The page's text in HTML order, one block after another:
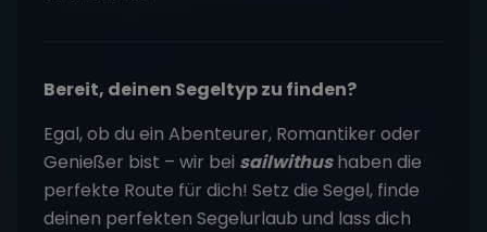
Bereit, deinen Segeltyp zu finden?
Egal, ob du ein Abenteurer, Romantiker oder
Genießer bist – wir bei sailwithushaben die
perfekte Route für dich! Setz die Segel, finde
deinen perfekten Segelurlaub und lass dich